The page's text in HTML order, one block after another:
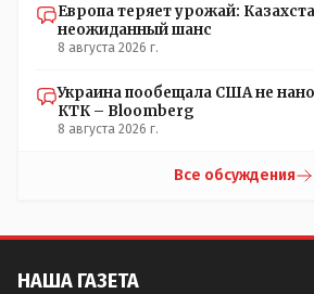
Европа теряет урожай:
неожиданный шанс
8 августа 2026 г.
Украина пообещала США не
КТК – Bloomberg
8 августа 2026 г.
Все обсуждения
НАША ГАЗЕТА